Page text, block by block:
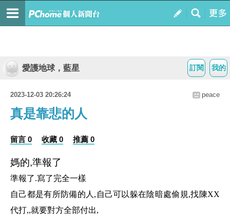
我的
訂閱
愛護地球，藍星
2023-12-03 20:26:24 peace
真是靠悲的人
留言 0 收藏 0 推薦 0
媽的,準報了
準報了.寫了完全一樣
自己都是有所防備的人,自己可以躲在陰暗處偷規,找陳XX
代打,,就要對方全部付出,